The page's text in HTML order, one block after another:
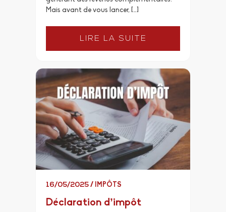
Mais avant de vous lancer, […]
LIRE LA SUITE
16/05/2025 / IMPÔTS
Déclaration d’impôt